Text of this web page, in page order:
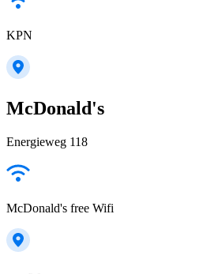
KPN
McDonald's
Energieweg 118
McDonald's free Wifi